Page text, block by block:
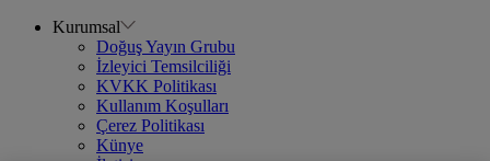
Kurumsal
Doğuş Yayın Grubu
İzleyici Temsilciliği
KVKK Politikası
Kullanım Koşulları
Çerez Politikası
Künye